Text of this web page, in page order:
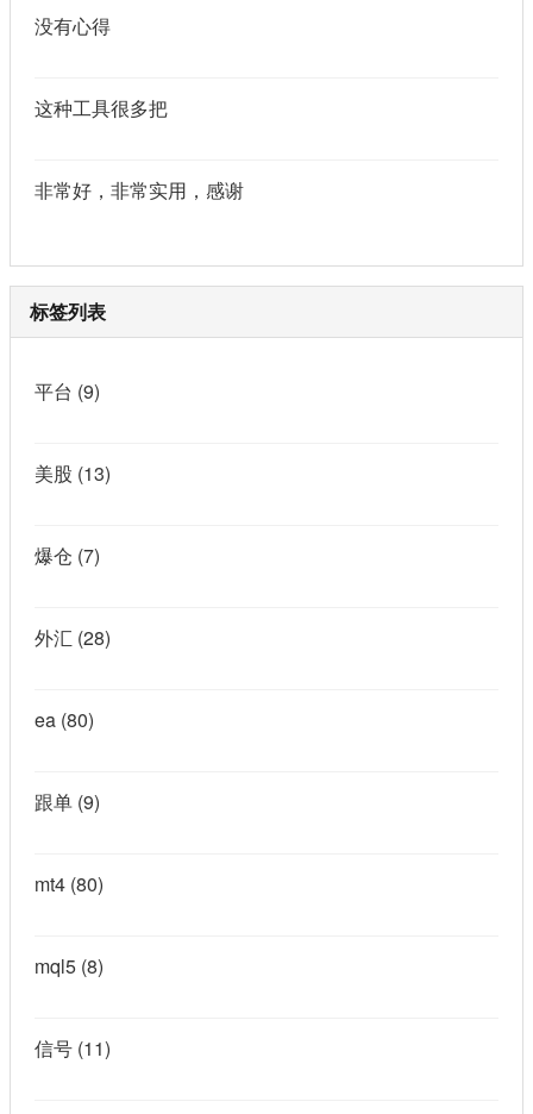
没有心得
这种工具很多把
非常好，非常实用，感谢
标签列表
平台 (9)
美股 (13)
爆仓 (7)
外汇 (28)
ea (80)
跟单 (9)
mt4 (80)
mql5 (8)
信号 (11)